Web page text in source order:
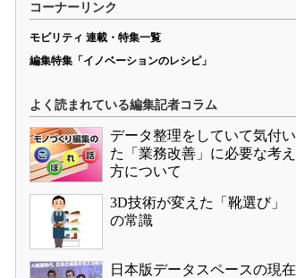
コーナーリンク
モビリティ 連載・特集一覧
編集特集「イノベーションのレシピ」
よく読まれている編集記者コラム
データ整理をしていて気付い
た「業務改善」に必要な考え
方について
3D技術が変えた「靴選び」
の常識
日本版データスペースの現在